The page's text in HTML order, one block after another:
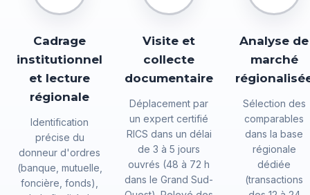
Cadrage
institutionnel
et lecture
régionale
Identification
précise du
donneur d'ordres
(banque, mutuelle,
foncière, fonds),
Visite et
collecte
documentaire
Déplacement par
un expert certifié
RICS dans un délai
de 3 à 5 jours
ouvrés (48 à 72 h
dans le Grand Sud-
Analyse de
marché
Sélection des
comparables
dans la base
régionale
dédiée
(transactions